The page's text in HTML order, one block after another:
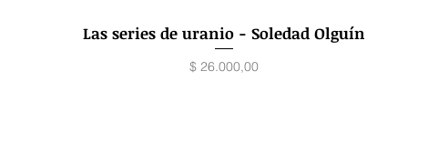
Vista rápida
Las series de uranio - Soledad Olguín
Precio
$ 26.000,00